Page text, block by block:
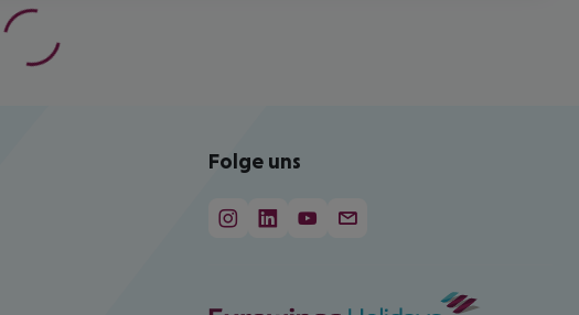
Folge uns